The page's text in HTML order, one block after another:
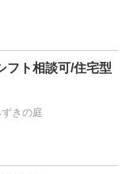
フト相談可/住宅型
きの庭